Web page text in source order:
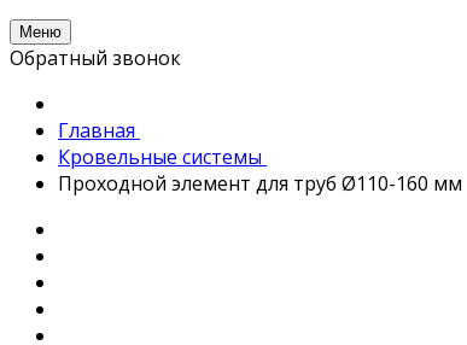
Меню
Обратный звонок
Главная
Кровельные системы
Проходной элемент для труб Ø110-160 мм